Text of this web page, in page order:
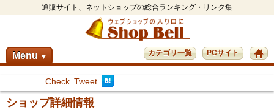
通販サイト、ネットショップの総合ランキング・リンク集
Menu ▼ PCサイト
カテゴリ一覧
Check Tweet
ショップ詳細情報